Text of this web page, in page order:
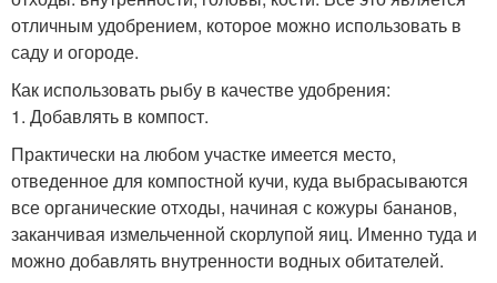
отличным удобрением, которое можно использовать в
саду и огороде.
Как использовать рыбу в качестве удобрения:
1. Добавлять в компост.
Практически на любом участке имеется место,
отведенное для компостной кучи, куда выбрасываются
все органические отходы, начиная с кожуры бананов,
заканчивая измельченной скорлупой яиц. Именно туда и
можно добавлять внутренности водных обитателей.